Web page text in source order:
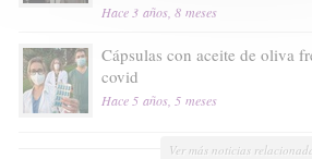
Hace 3 años, 8 meses
Cápsulas con aceite de oliva
covid
Hace 5 años, 5 meses
Ver más noticias